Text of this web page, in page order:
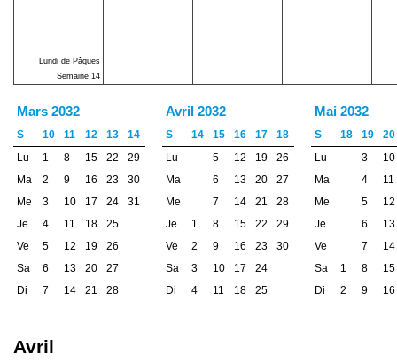
Lundi de Pâques
Semaine 14
Mars 2032
S 10 11 12 13
14
Lu
1 8 15 22
29
Ma
2 9 16 23
30
Me
3 10 17 24
31
Je
4 11 18
25
Ve
5 12 19
26
Sa
6 13 20
27
Di
7 14 21 28
Avril 2032
S 14 15 16 17
18
Lu
5 12 19
26
Ma
6 13 20
27
Me
7 14 21
28
Je
1 8 15 22
29
Ve
2 9 16 23
30
Sa
3 10 17
24
Di
4 11 18 25
Mai 2032
S 18 19
20
Lu
3
10
Ma
4
11
Me
5
12
Je
6
13
Ve
7
14
Sa
1 8
15
Di
2 9 16
Avril